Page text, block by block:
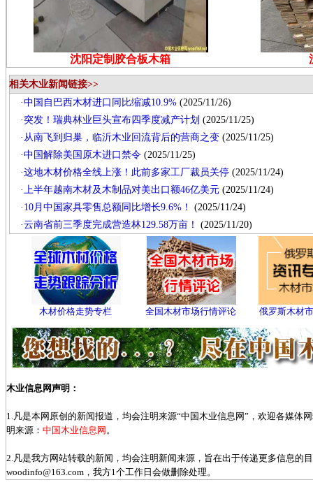
沈阳定制胶合板木箱
相关木业新闻链接>>
·中国自巴西木材进口同比缩减10.9% (2025/11/26)
· 突发！瑞典林业巨头宣布四季度减产计划 (2025/11/25)
· 从南飞到归巢，临沂木业回流背后的营商之变 (2025/11/25)
·中国解除美国原木进口禁令 (2025/11/25)
·这地木材价格全线上涨！此前多家工厂裁员关停 (2025/11/24)
·上半年越南木材及木制品对美出口额46亿美元 (2025/11/24)
· 10月中国家具零售总额同比增长9.6%！
(2025/11/24)
·云南省前三季度完成营造林129.58万亩！ (2025/11/20)
木材价格走势专栏 全国木材市场行情评论 俄罗斯木材
木业信息网声明：
1.凡是本网原创的新闻报道，均会注明来源“中国木业信息网”，欢迎各媒体
明来源： 中国木业信息网 。
2.凡是我方网站转载的新闻，均会注明新闻来源，旨在出于传递更多信息的
woodinfo@163.com，我方1个工作日会做删除处理。